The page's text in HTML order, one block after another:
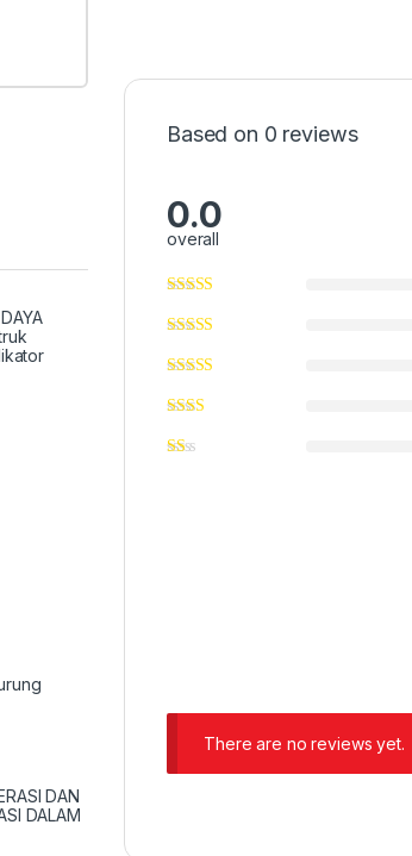
Based on 0 reviews
0.0
overall
There are no reviews yet.
DAN
DALAM